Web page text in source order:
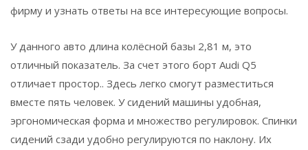
фирму и узнать ответы на все интересующие вопросы.
У данного авто длина колёсной базы 2,81 м, это
отличный показатель. За счет этого борт Audi Q5
отличает простор.. Здесь легко смогут разместиться
вместе пять человек. У сидений машины удобная,
эргономическая форма и множество регулировок. Спинки
сидений сзади удобно регулируются по наклону. Их